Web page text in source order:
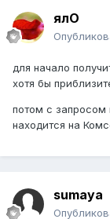
ялО
для начало
хотя бы
потом с запросом
находится на
sumaya